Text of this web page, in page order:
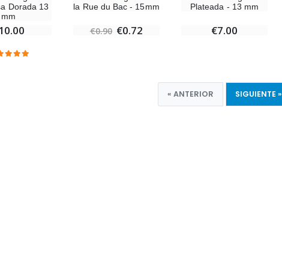
Dorada 13
mm
la Rue du Bac - 15mm
€0.90 €0.72
Plateada - 13 mm
€7.00
« ANTERIOR SIGUIENTE »